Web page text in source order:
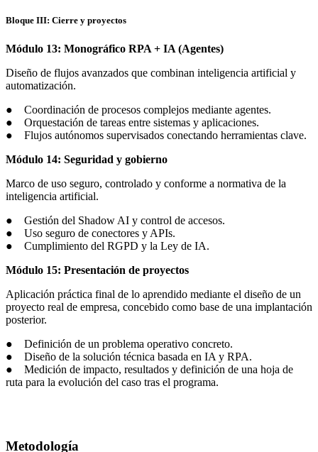
Bloque III: Cierre y proyectos
Módulo 13: Monográfico RPA + IA (Agentes)
Diseño de flujos avanzados que combinan inteligencia artificial y
automatización.
● Coordinación de procesos complejos mediante agentes.
● Orquestación de tareas entre sistemas y aplicaciones.
● Flujos autónomos supervisados conectando herramientas clave.
Módulo 14: Seguridad y gobierno
Marco de uso seguro, controlado y conforme a normativa de la
inteligencia artificial.
● Gestión del Shadow AI y control de accesos.
● Uso seguro de conectores y APIs.
● Cumplimiento del RGPD y la Ley de IA.
Módulo 15: Presentación de proyectos
Aplicación práctica final de lo aprendido mediante el diseño de un
proyecto real de empresa, concebido como base de una implantación
posterior.
● Definición de un problema operativo concreto.
● Diseño de la solución técnica basada en IA y RPA.
● Medición de impacto, resultados y definición de una hoja de
ruta para la evolución del caso tras el programa.
Metodología